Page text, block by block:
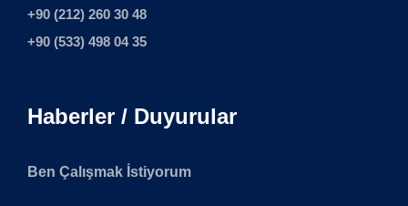
+90 (212) 260 30 48
+90 (533) 498 04 35
Haberler / Duyurular
Ben Çalışmak İstiyorum